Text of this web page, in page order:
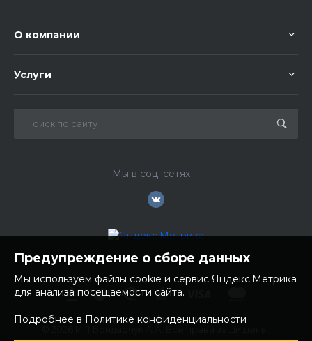
О компании
Услуги
Мы в соц. сетях
Предупреждение о сборе данных
Мы используем файлы cookie и сервис Яндекс.Метрика
для анализа посещаемости сайта.
Подробнее в Политике конфиденциальности